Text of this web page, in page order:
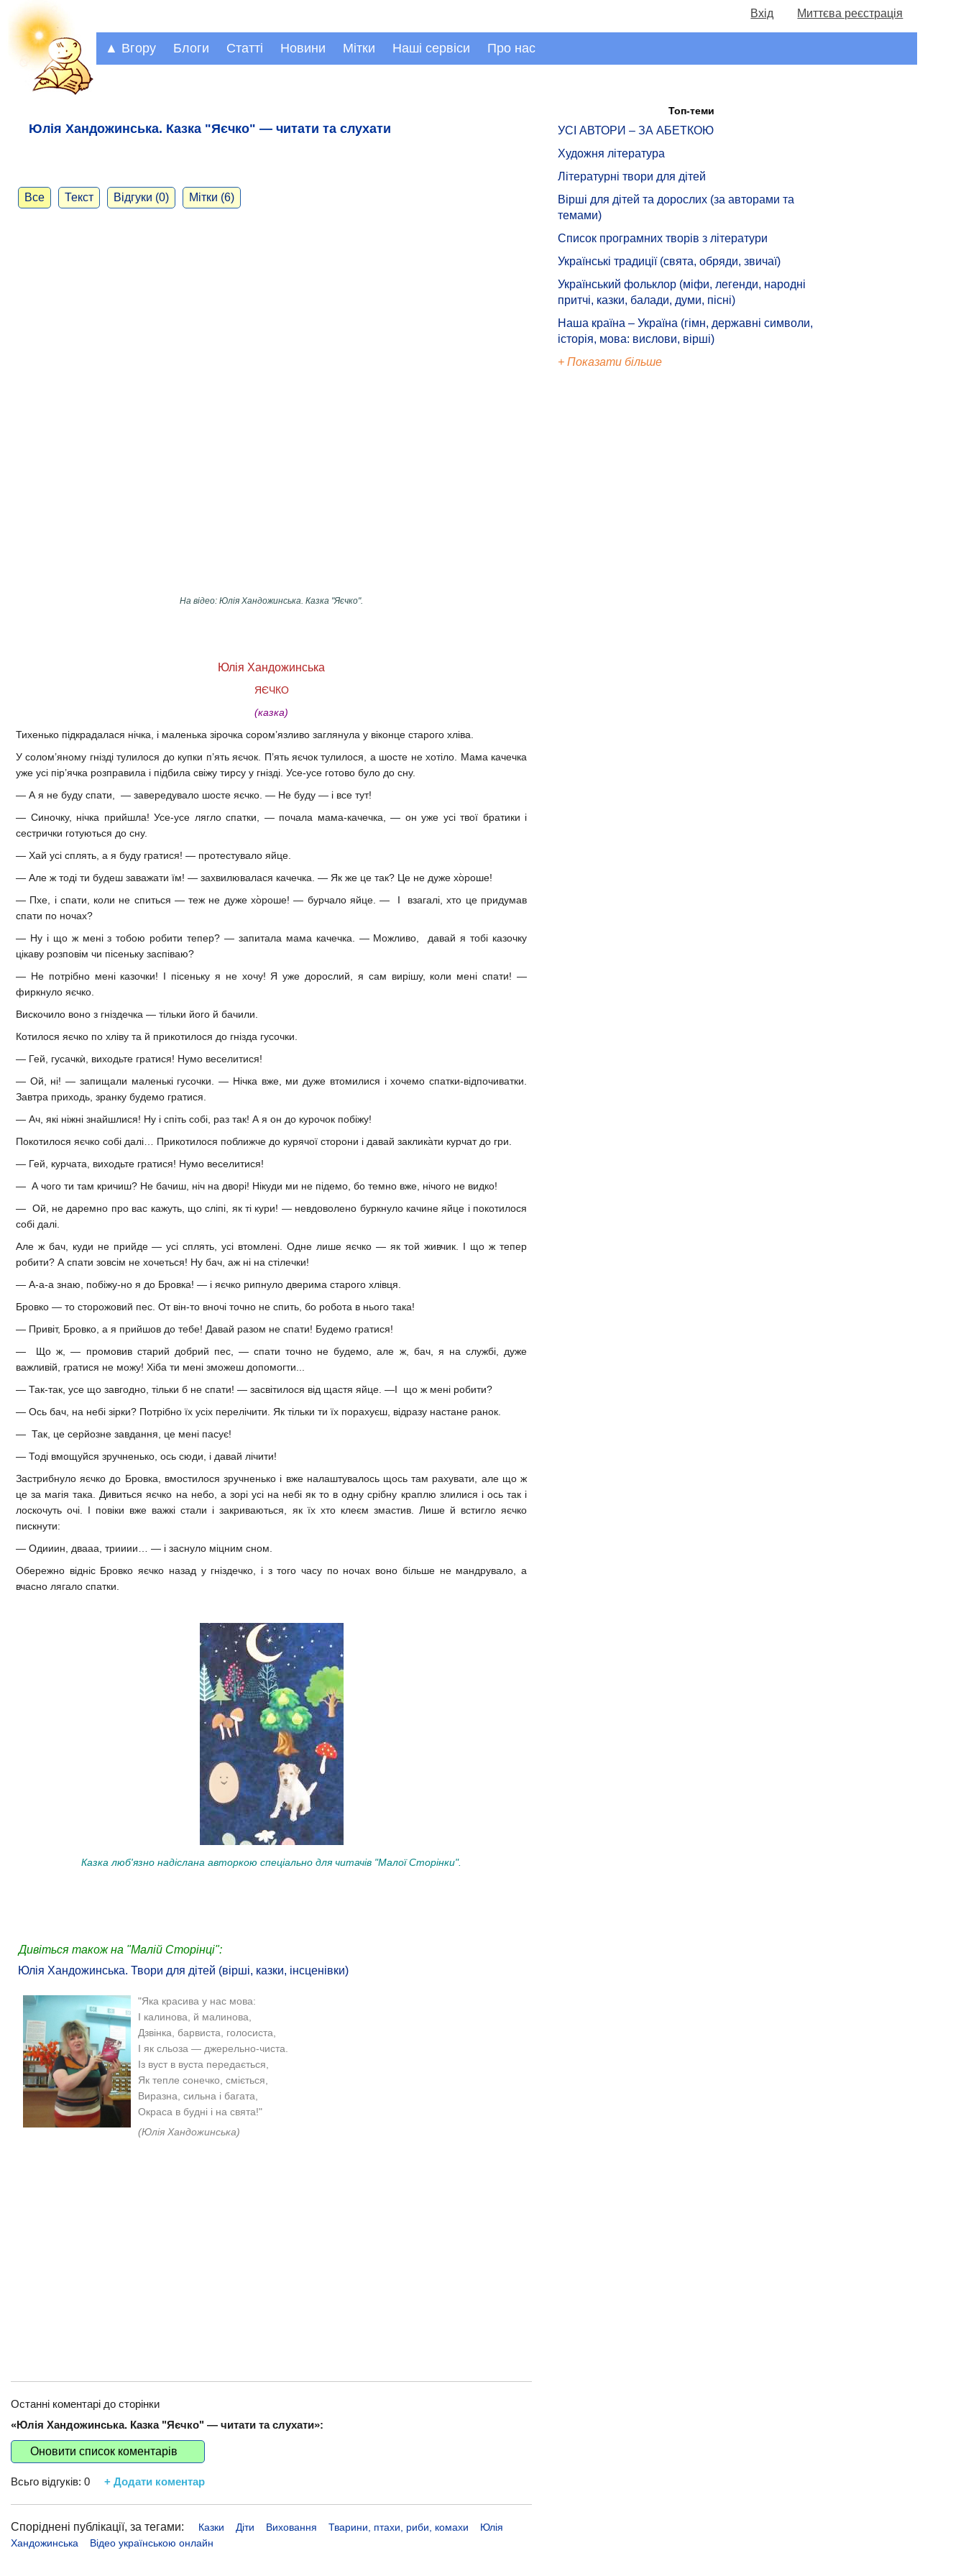
Вхід Миттєва реєстрація
▲ Вгору Блоги Статті Новини Мітки Наші сервіси Про нас
Юлія Хандожинська. Казка "Яєчко" — читати та слухати
Все Текст Відгуки (0) Мітки (6)
На відео: Юлія Хандожинська. Казка "Яєчко".
Юлія Хандожинська
ЯЄЧКО
(казка)
Тихенько підкрадалася нічка, і маленька зірочка сором’язливо заглянула у віконце старого хліва.
У солом’яному гнізді тулилося до купки п’ять яєчок. П’ять яєчок тулилося, а шосте не хотіло. Мама качечка
уже усі пір’ячка розправила і підбила свіжу тирсу у гнізді. Усе-усе готово було до сну.
— А я не буду спати, — завередувало шосте яєчко. — Не буду — і все тут!
— Синочку, нічка прийшла! Усе-усе лягло спатки, — почала мама-качечка, — он уже усі твої братики і
сестрички готуються до сну.
— Хай усі сплять, а я буду гратися! — протестувало яйце.
— Але ж тоді ти будеш заважати їм! — захвилювалася качечка. — Як же це так? Це не дуже хо̀роше!
— Пхе, і спати, коли не спиться — теж не дуже хо̀роше! — бурчало яйце. — І взагалі, хто це придумав
спати по ночах?
— Ну і що ж мені з тобою робити тепер? — запитала мама качечка. — Можливо, давай я тобі казочку
цікаву розповім чи пісеньку заспіваю?
— Не потрібно мені казочки! І пісеньку я не хочу! Я уже дорослий, я сам вирішу, коли мені спати! —
фиркнуло яєчко.
Вискочило воно з гніздечка — тільки його й бачили.
Котилося яєчко по хліву та й прикотилося до гнізда гусочки.
— Гей, гусачкѝ, виходьте гратися! Нумо веселитися!
— Ой, ні! — запищали маленькі гусочки. — Нічка вже, ми дуже втомилися і хочемо спатки-відпочиватки.
Завтра приходь, зранку будемо гратися.
— Ач, які ніжні знайшлися! Ну і спіть собі, раз так! А я он до курочок побіжу!
Покотилося яєчко собі далі… Прикотилося поближче до курячої сторони і давай заклика̀ти курчат до гри.
— Гей, курчата, виходьте гратися! Нумо веселитися!
— А чого ти там кричиш? Не бачиш, ніч на дворі! Нікуди ми не підемо, бо темно вже, нічого не видко!
— Ой, не даремно про вас кажуть, що сліпі, як ті кури! — невдоволено буркнуло качине яйце і покотилося
собі далі.
Але ж бач, куди не прийде — усі сплять, усі втомлені. Одне лише яєчко — як той живчик. І що ж тепер
робити? А спати зовсім не хочеться! Ну бач, аж ні на стілечки!
— А-а-а знаю, побіжу-но я до Бровка! — і яєчко рипнуло дверима старого хлівця.
Бровко — то сторожовий пес. От він-то вночі точно не спить, бо робота в нього така!
— Привіт, Бровко, а я прийшов до тебе! Давай разом не спати! Будемо гратися!
— Що ж, — промовив старий добрий пес, — спати точно не будемо, але ж, бач, я на службі, дуже
важливій, гратися не можу! Хіба ти мені зможеш допомогти...
— Так-так, усе що завгодно, тільки б не спати! — засвітилося від щастя яйце. —І що ж мені робити?
— Ось бач, на небі зірки? Потрібно їх усіх перелічити. Як тільки ти їх порахуєш, відразу настане ранок.
— Так, це серйозне завдання, це мені пасує!
— Тоді вмощуйся зручненько, ось сюди, і давай лічити!
Застрибнуло яєчко до Бровка, вмостилося зручненько і вже налаштувалось щось там рахувати, але що ж
це за магія така. Дивиться яєчко на небо, а зорі усі на небі як то в одну срібну краплю злилися і ось так і
лоскочуть очі. І повіки вже важкі стали і закриваються, як їх хто клеєм змастив. Лише й встигло яєчко
пискнути:
— Одииин, двааа, трииии… — і заснуло міцним сном.
Обережно відніс Бровко яєчко назад у гніздечко, і з того часу по ночах воно більше не мандрувало, а
вчасно лягало спатки.
Казка люб'язно надіслана авторкою спеціально для читачів "Малої Сторінки".
Дивіться також на "Малій Сторінці":
Юлія Хандожинська. Твори для дітей (вірші, казки, інсценівки)
"Яка красива у нас мова:
І калинова, й малинова,
Дзвінка, барвиста, голосиста,
І як сльоза — джерельно-чиста.
Із вуст в вуста передається,
Як тепле сонечко, сміється,
Виразна, сильна і багата,
Окраса в будні і на свята!"
(Юлія Хандожинська)
Останні коментарі до сторінки
«Юлія Хандожинська. Казка "Яєчко" — читати та слухати»:
Оновити список коментарів
Всьго відгуків: 0 + Додати коментар
Споріднені публікації, за тегами: Казки Діти Виховання Тварини, птахи, риби, комахи
Юлія
Хандожинська
Відео українською онлайн
Топ-теми
УСІ АВТОРИ – ЗА АБЕТКОЮ
Художня література
Літературні твори для дітей
Вірші для дітей та дорослих (за авторами та
темами)
Список програмних творів з літератури
Українські традиції (свята, обряди, звичаї)
Український фольклор (міфи, легенди, народні
притчі, казки, балади, думи, пісні)
Наша країна – Україна (гімн, державні символи,
історія, мова: вислови, вірші)
+ Показати більше